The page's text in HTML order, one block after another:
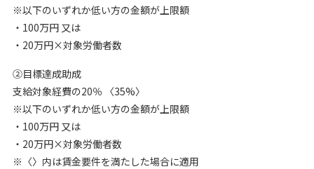
※以下のいずれか低い方の金額が上限額
・100万円 又は
・20万円×対象労働者数
②目標達成助成
支給対象経費の20％ 〈35%〉
※以下のいずれか低い方の金額が上限額
・100万円 又は
・20万円×対象労働者数
※〈〉内は賃金要件を満たした場合に適用